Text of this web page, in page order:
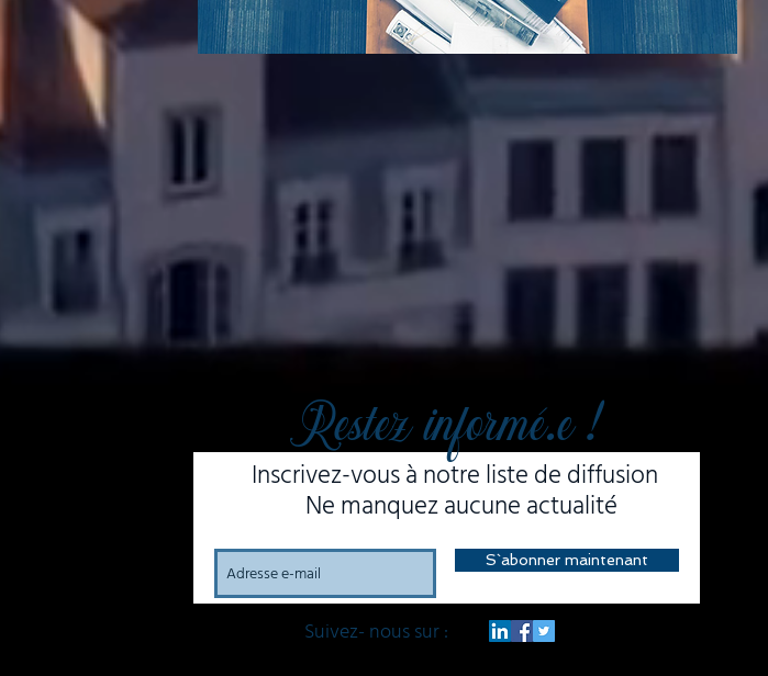
Inscrivez-vous à notre liste de diffusion
Ne manquez aucune actualité
S`abonner maintenant
Restez informé.e !
Suivez- nous sur :